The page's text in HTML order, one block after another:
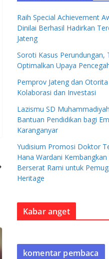
Raih Special Achievement
Dinilai Berhasil Hadirkan
Jateng
Soroti Kasus Perundungan,
Optimalkan Upaya
Pemprov Jateng dan
Kolaborasi dan Investasi
Lazismu SD
Bantuan Pendidikan bagi
Karanganyar
Yudisium Promosi Doktor
Hana Wardani
Berserat Rami untuk
Heritage
Kabar anget
komentar pembaca